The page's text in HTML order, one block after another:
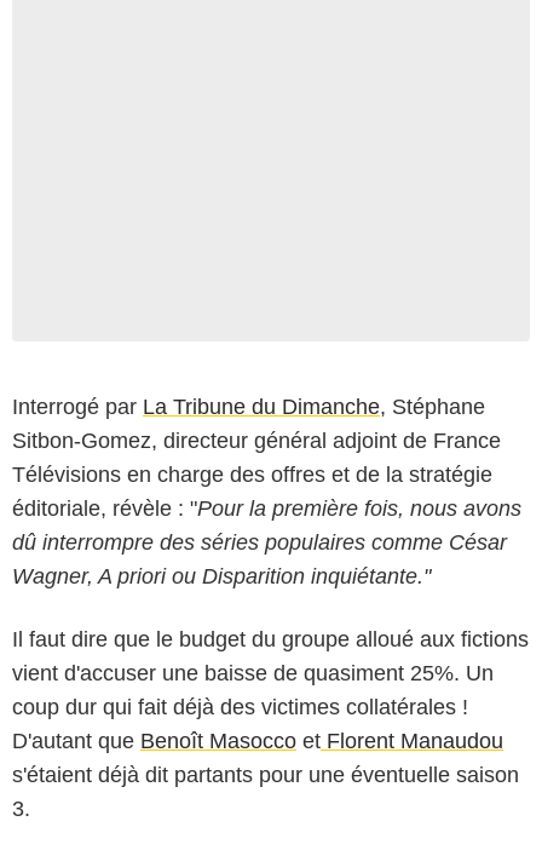
Interrogé par La Tribune du Dimanche, Stéphane
Sitbon-Gomez, directeur général adjoint de France
Télévisions en charge des offres et de la stratégie
éditoriale, révèle : "Pour la première fois, nous avons
dû interrompre des séries populaires comme César
Wagner, A priori ou Disparition inquiétante."
Il faut dire que le budget du groupe alloué aux fictions
vient d'accuser une baisse de quasiment 25%. Un
coup dur qui fait déjà des victimes collatérales !
D'autant que Benoît Masocco et Florent Manaudou
s'étaient déjà dit partants pour une éventuelle saison
3.